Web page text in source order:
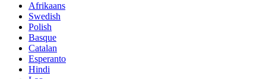
Afrikaans
Swedish
Polish
Basque
Catalan
Esperanto
Hindi